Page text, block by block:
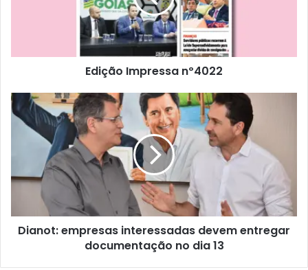
Edição Impressa nº4022
Dianot: empresas interessadas devem entregar
documentação no dia 13